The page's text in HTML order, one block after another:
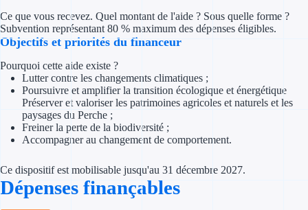
Crédits &
Prêts publics
Prêt
Ce que vous recevez. Quel montant de l'aide ? Sous quelle forme ?
Subvention représentant 80 % maximum des dépenses éligibles.
Objectifs et priorités du financeur
Pourquoi cette aide existe ?
Lutter contre les changements climatiques ;
Poursuivre et amplifier la transition écologique et énergétique
Préserver et valoriser les patrimoines agricoles et naturels et les
paysages du Perche ;
Freiner la perte de la biodiversité ;
Accompagner au changement de comportement.
Ce dispositif est mobilisable jusqu'au 31 décembre 2027.
Dépenses finançables